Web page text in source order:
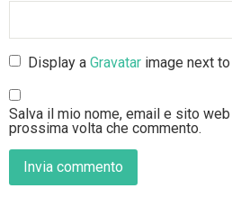
Display aGravatar image next
Salva il mio nome, email e sito
prossima volta che commento.